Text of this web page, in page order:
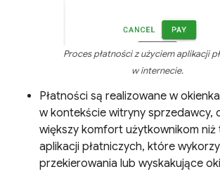
Proces płatności z użyciem aplikacji
w internecie.
Płatności są realizowane w
w kontekście witryny sprzedawcy,
większy komfort użytkownikom
aplikacji płatniczych, które
przekierowania lub wyskakujące